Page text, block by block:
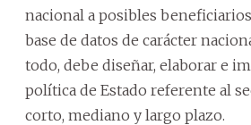
nacional a posibles
base de datos de carácter
todo, debe diseñar, elaborar e
política de Estado referente al
corto, mediano y largo plazo.